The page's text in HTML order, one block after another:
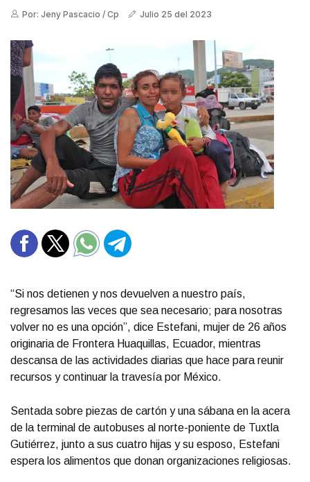
Por: Jeny Pascacio / Cp Julio 25 del 2023
“Si nos detienen y nos devuelven a nuestro país,
regresamos las veces que sea necesario; para nosotras
volver no es una opción”, dice Estefani, mujer de 26 años
originaria de Frontera Huaquillas, Ecuador, mientras
descansa de las actividades diarias que hace para reunir
recursos y continuar la travesía por México.
Sentada sobre piezas de cartón y una sábana en la acera
de la terminal de autobuses al norte-poniente de Tuxtla
Gutiérrez, junto a sus cuatro hijas y su esposo, Estefani
espera los alimentos que donan organizaciones religiosas.